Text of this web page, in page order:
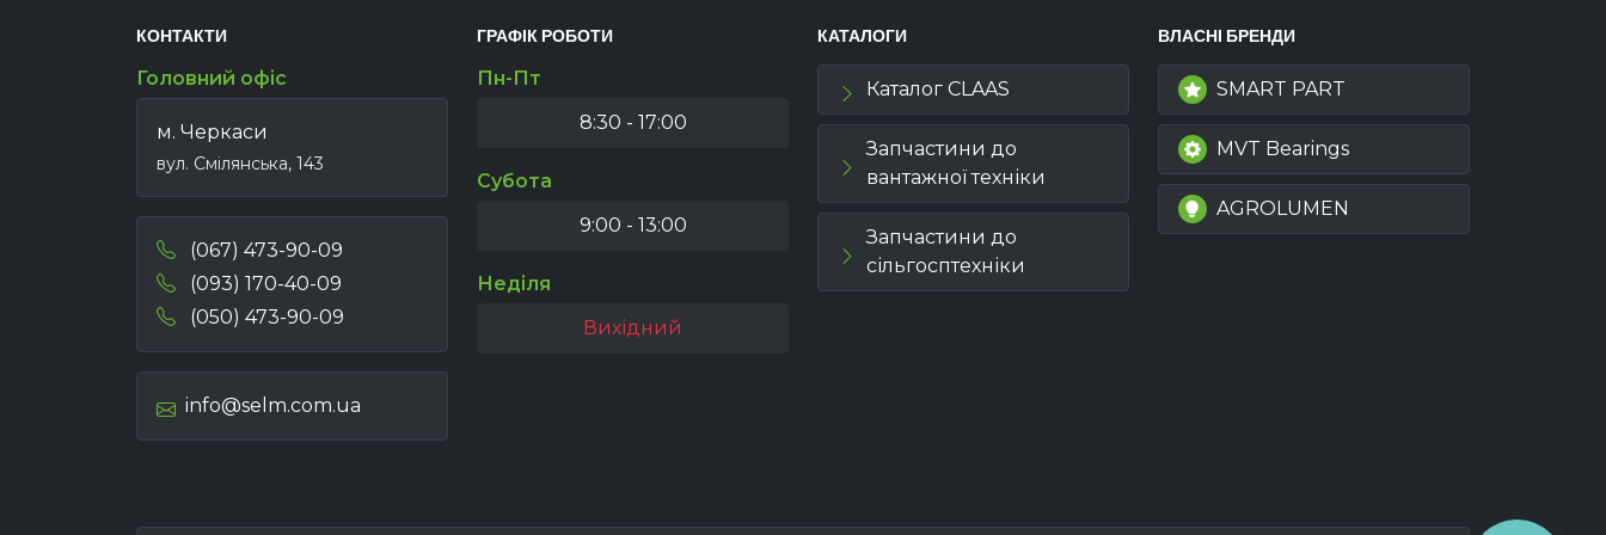
КОНТАКТИ
Головний офіс
м. Черкаси
вул. Смілянська, 143
(067) 473-90-09
(093) 170-40-09
(050) 473-90-09
info@selm.com.ua
ГРАФІК РОБОТИ
Пн-Пт
8:30 - 17:00
Субота
9:00 - 13:00
Неділя
Вихідний
КАТАЛОГИ
Каталог CLAAS
Запчастини до
вантажної техніки
Запчастини до
сільгосптехніки
ВЛАСНІ БРЕНДИ
SMART PART
MVT Bearings
AGROLUMEN